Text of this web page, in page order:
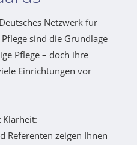
Netzwerk für
sind die Grundlage
Pflege – doch ihre
Einrichtungen vor
Referenten zeigen Ihnen